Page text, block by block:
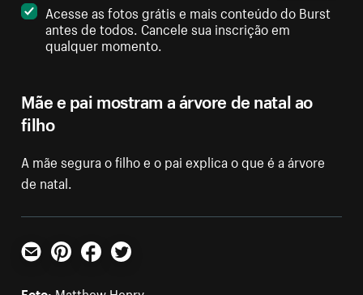
Mãe e pai mostram a árvore de natal ao
filho
A mãe segura o filho e o pai explica o que é a árvore
de natal.
Acesse as fotos grátis e mais conteúdo do Burst
antes de todos. Cancele sua inscrição em
qualquer momento.
E-mailPinterestFacebookTwitter